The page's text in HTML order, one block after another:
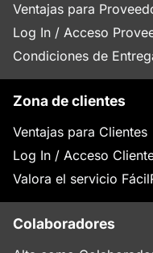
Ventajas para
Log In / Acceso
Condiciones de
Zona de clientes
Ventajas para Clientes
Log In / Acceso
Valora el servicio
Colaboradores